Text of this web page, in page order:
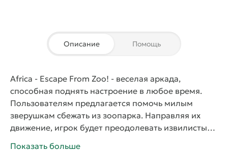
Описание Помощь
Africa - Escape From Zoo! - веселая аркада,
способная поднять настроение в любое время.
Пользователям предлагается помочь милым
зверушкам сбежать из зоопарка. Направляя их
движение, игрок будет преодолевать извилистые
Показать больше